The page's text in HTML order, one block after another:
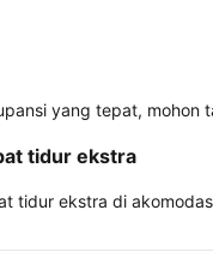
yang tepat,
tidur ekstra
tidur ekstra di